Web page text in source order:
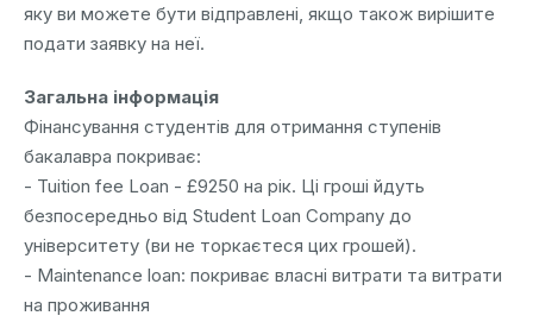
яку ви можете бути відправлені, якщо також вирішите
подати заявку на неї.
Загальна інформація
Фінансування студентів для отримання ступенів
бакалавра покриває:
- Tuition fee Loan - £9250 на рік. Ці гроші йдуть
безпосередньо від Student Loan Company до
університету (ви не торкаєтеся цих грошей).
- Maintenance loan: покриває власні витрати та витрати
на проживання